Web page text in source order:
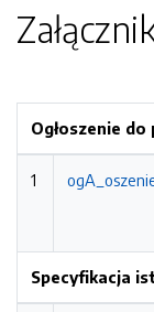
Ogłoszenie
1
Specyfikacja